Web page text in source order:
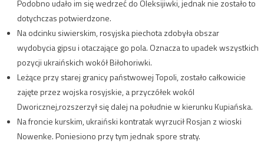
Podobno udało im się wedrzeć do Oleksijiwki, jednak nie zostało to
dotychczas potwierdzone.
Na odcinku siwierskim, rosyjska piechota zdobyła obszar
wydobycia gipsu i otaczające go pola. Oznacza to upadek wszystkich
pozycji ukraińskich wokół Biłohoriwki.
Leżące przy starej granicy państwowej Topoli, zostało całkowicie
zajęte przez wojska rosyjskie, a przyczółek wokól
Dworicznej,rozszerzył się dalej na południe w kierunku Kupiańska.
Na froncie kurskim, ukraiński kontratak wyrzucił Rosjan z wioski
Nowenke. Poniesiono przy tym jednak spore straty.